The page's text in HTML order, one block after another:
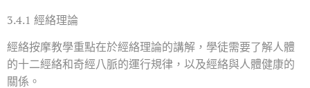
3.4.1 經絡理論
經絡按摩教學重點在於經絡理論的講解，學徒需要了解人體
的十二經絡和奇經八脈的運行規律，以及經絡與人體健康的
關係。